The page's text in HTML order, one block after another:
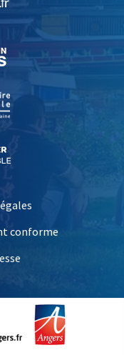
, Ouvre une nouvelle
, Ouvre une nouvelle
conforme